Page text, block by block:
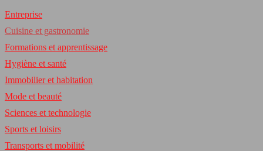
Entreprise
Cuisine et gastronomie
Formations et apprentissage
Hygiène et santé
Immobilier et habitation
Mode et beauté
Sciences et technologie
Sports et loisirs
Transports et mobilité